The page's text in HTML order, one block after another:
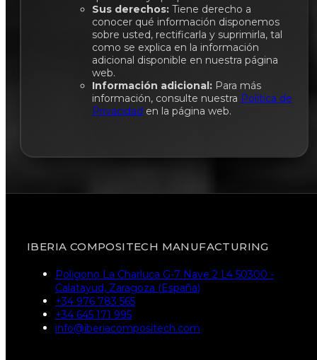
Sus derechos: Tiene derecho a
conocer qué información disponemos
sobre usted, rectificarla y suprimirla, tal
como se explica en la información
adicional disponible en nuestra página
web.
Información adicional: Para más
información, consulte nuestra Política de
Privacidad en la página web.
IBERIA COMPOSITECH MANUFACTURING
Poligono La Charluca G-7 Nave 2 L4 50300 -
Calatayud, Zaragoza (España)
+34 976 783 565
+34 645 171 995
info@iberiacompositech.com